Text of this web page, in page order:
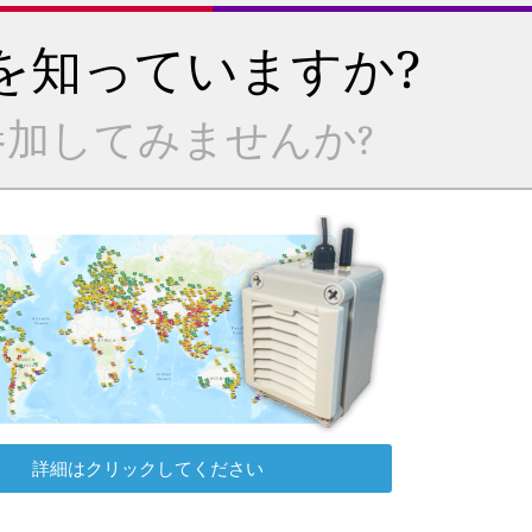
知っていますか?
してみませんか?
詳細はクリックしてください